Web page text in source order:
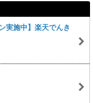
実施中】楽天でんき